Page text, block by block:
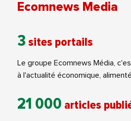
Ecomnews Media
3 sites portails
Le groupe Ecomnews Média,
à l'actualité économique,
21 000 articles